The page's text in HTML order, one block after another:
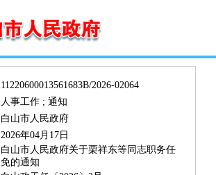
11220600013561683B/2026-02064
人事工作 ; 通知
白山市人民政府
2026年04月17日
白山市人民政府关于栗祥东等同志职务任
免的通知